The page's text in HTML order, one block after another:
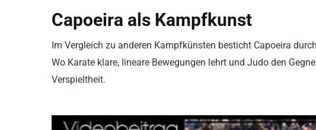
Capoeira als Kampfkunst
Im Vergleich zu anderen Kampfkünsten besticht Capoeira
Wo Karate klare, lineare Bewegungen lehrt und Judo den
Verspieltheit.